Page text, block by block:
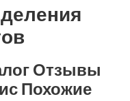
Отзывы
Похожие